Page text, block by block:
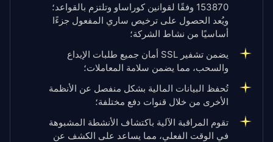
153870 وفقًا لقوانين كوراساو وتلتزم بالقواعد؛
ويُعد الحصول على ترخيص ساري المفعول جزءًا
أساسيًا من نشاط الشركة؛
يضمن تشفير SSL أمان جميع طلبات الإيداع
والسحب، مما يضمن سلامة المعاملات؛
تُحفظ البيانات المالية بشكل منفصل عن الأنظمة
الأخرى من خلال قنوات دفع مختلفة؛
تقوم المراقبة الآلية باكتشاف الأنشطة المشبوهة
في الوقت الفعلي، مما يساعد على الكشف عن